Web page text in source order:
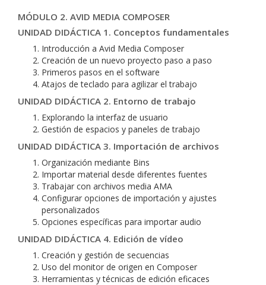
MÓDULO 2. AVID MEDIA COMPOSER
UNIDAD DIDÁCTICA 1. Conceptos fundamentales
Introducción a Avid Media Composer
Creación de un nuevo proyecto paso a paso
Primeros pasos en el software
Atajos de teclado para agilizar el trabajo
UNIDAD DIDÁCTICA 2. Entorno de trabajo
Explorando la interfaz de usuario
Gestión de espacios y paneles de trabajo
UNIDAD DIDÁCTICA 3. Importación de archivos
Organización mediante Bins
Importar material desde diferentes fuentes
Trabajar con archivos media AMA
Configurar opciones de importación y ajustes
personalizados
Opciones específicas para importar audio
UNIDAD DIDÁCTICA 4. Edición de vídeo
Creación y gestión de secuencias
Uso del monitor de origen en Composer
Herramientas y técnicas de edición eficaces